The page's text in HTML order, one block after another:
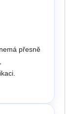
přesně